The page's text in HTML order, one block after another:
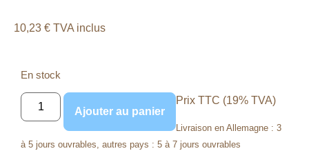
10,23 € TVA inclus
En stock
Ajouter au panier
Prix TTC (19% TVA)
Livraison en Allemagne : 3
à 5 jours ouvrables, autres pays : 5 à 7 jours ouvrables